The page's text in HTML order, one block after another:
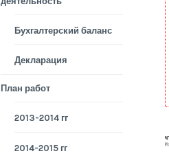
Бухгалтерский баланс
Декларация
План работ
2013-2014 гг
2014-2015 гг